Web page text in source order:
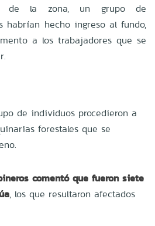
de la zona, un grupo de
habrían hecho ingreso al fundo,
a los trabajadores que se
de individuos procedieron a
forestales que se
comentó que fueron siete
, los que resultaron afectados